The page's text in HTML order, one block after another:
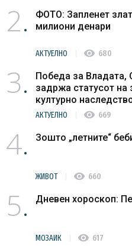
2
ФОТО: Запленет
милиони денари
АКТУЕЛНО visibility 680
3
Победа за Владата,
задржа статусот на
културно
АКТУЕЛНО visibility 669
4 Зошто „летните“
ЖИВОТ visibility 660
5 Дневен хороскоп:
МОЗАИК visibility 617